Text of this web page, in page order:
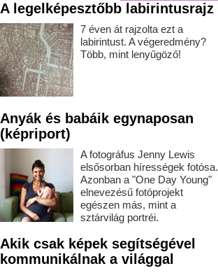
A legelképesztőbb labirintusrajz
7 éven át rajzolta ezt a
labirintust. A végeredmény?
Több, mint lenyűgöző!
Anyák és babáik egynaposan
(képriport)
A fotográfus Jenny Lewis
elsősorban hírességek fotósa.
Azonban a "One Day Young"
elnevezésű fotóprojekt
egészen más, mint a
sztárvilág portréi.
Akik csak képek segítségével
kommunikálnak a világgal